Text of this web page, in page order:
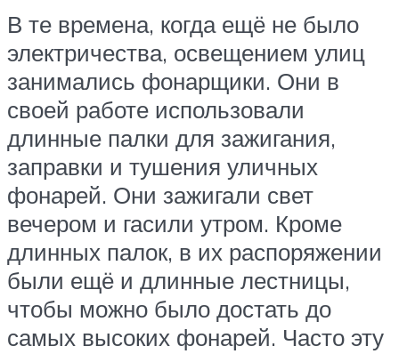
В те времена, когда ещё не было
электричества, освещением улиц
занимались фонарщики. Они в
своей работе использовали
длинные палки для зажигания,
заправки и тушения уличных
фонарей. Они зажигали свет
вечером и гасили утром. Кроме
длинных палок, в их распоряжении
были ещё и длинные лестницы,
чтобы можно было достать до
самых высоких фонарей. Часто эту